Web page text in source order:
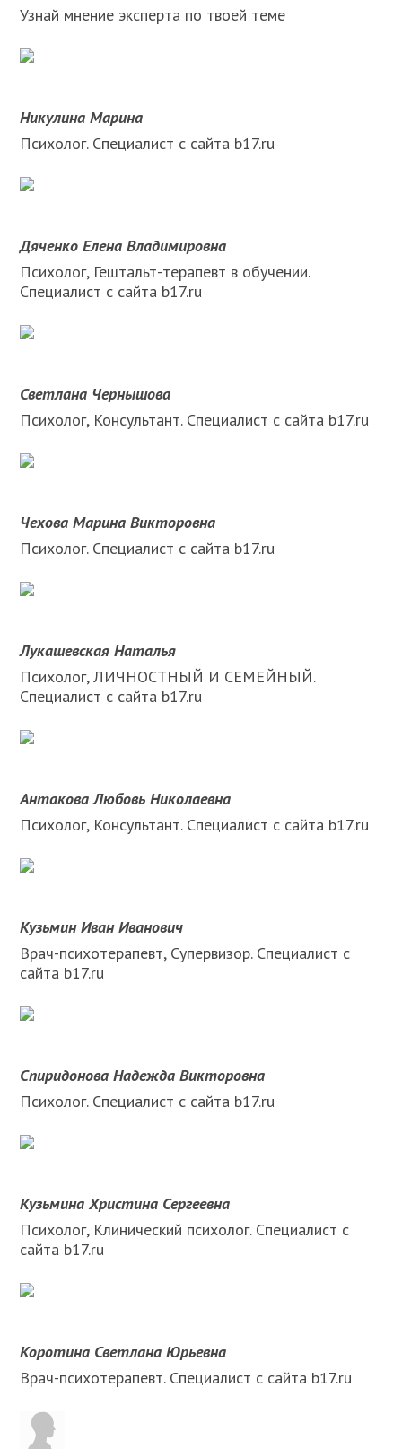
Узнай мнение эксперта по твоей теме
Никулина Марина
Психолог. Специалист с сайта b17.ru
Дяченко Елена Владимировна
Психолог, Гештальт-терапевт в обучении.
Специалист с сайта b17.ru
Светлана Чернышова
Психолог, Консультант. Специалист с сайта b17.ru
Чехова Марина Викторовна
Психолог. Специалист с сайта b17.ru
Лукашевская Наталья
Психолог, ЛИЧНОСТНЫЙ И СЕМЕЙНЫЙ.
Специалист с сайта b17.ru
Антакова Любовь Николаевна
Психолог, Консультант. Специалист с сайта b17.ru
Кузьмин Иван Иванович
Врач-психотерапевт, Супервизор. Специалист с
сайта b17.ru
Спиридонова Надежда Викторовна
Психолог. Специалист с сайта b17.ru
Кузьмина Христина Сергеевна
Психолог, Клинический психолог. Специалист с
сайта b17.ru
Коротина Светлана Юрьевна
Врач-психотерапевт. Специалист с сайта b17.ru